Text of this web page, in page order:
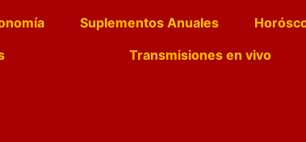
Suplementos Anuales
Transmisiones en vivo